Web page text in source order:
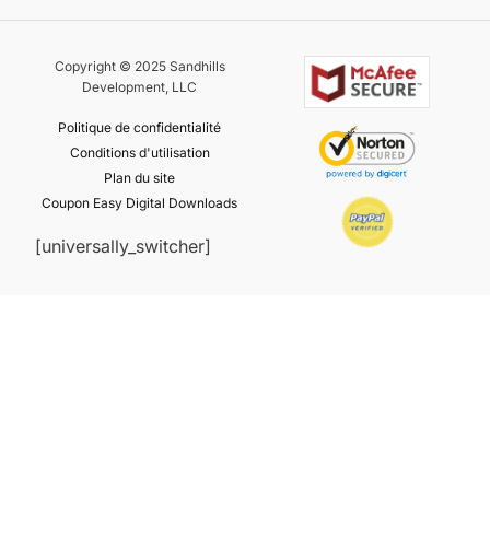
Copyright © 2025 Sandhills
Development, LLC
Politique de confidentialité
Conditions d'utilisation
Plan du site
Coupon Easy Digital Downloads
[universally_switcher]